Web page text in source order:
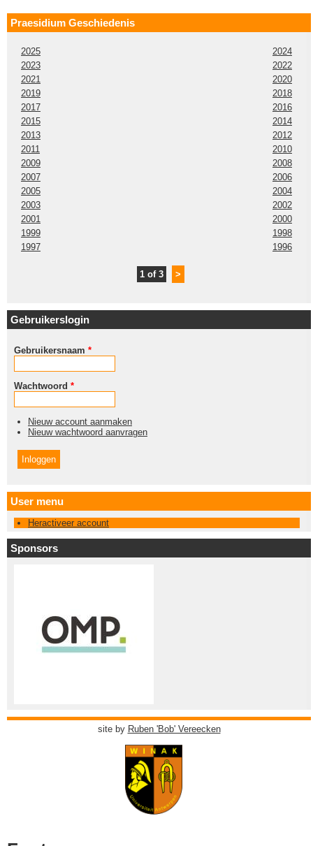
Praesidium Geschiedenis
2025
2024
2023
2022
2021
2020
2019
2018
2017
2016
2015
2014
2013
2012
2011
2010
2009
2008
2007
2006
2005
2004
2003
2002
2001
2000
1999
1998
1997
1996
1 of 3 >
Gebruikerslogin
Gebruikersnaam *
Wachtwoord *
Nieuw account aanmaken
Nieuw wachtwoord aanvragen
User menu
Heractiveer account
Sponsors
site by Ruben 'Bob' Vereecken